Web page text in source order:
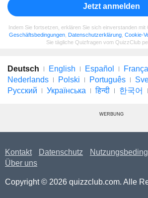
Jetzt anmelden
Indem Sie fortsetzen, erklären Sie sich einverstanden mit
Geschäftsbedingungen Datenschutzerklärung Cookie-
Sie tägliche Quizfragen vom QuizzClub
Deutsch English Español
Nederlands
Polski Português
Русский
Українська हिन्दी 한국어
WERBUNG
Kontakt Datenschutz
Über uns
Copyright © 2026 quizzclub.com. Alle